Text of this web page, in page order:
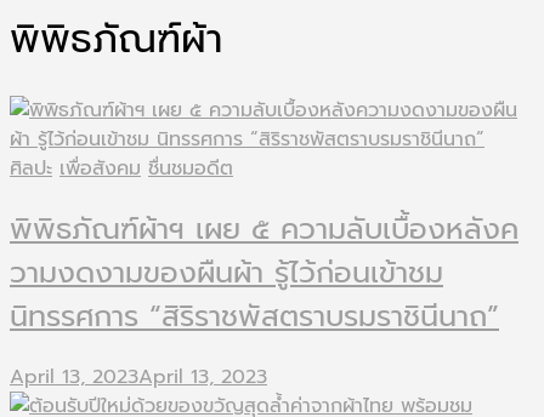
พิพิธภัณฑ์ผ้า
ศิลปะ เพื่อสังคม ชื่นชมอดีต
พิพิธภัณฑ์ผ้าฯ เผย ๕ ความลับเบื้องหลังค
วามงดงามของผืนผ้า รู้ไว้ก่อนเข้าชม
นิทรรศการ “สิริราชพัสตราบรมราชินีนาถ”
April 13, 2023April 13, 2023